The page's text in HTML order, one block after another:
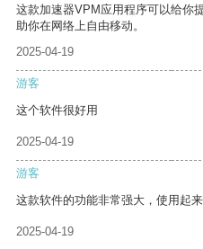
这款加速器VPM应用程序可以给你
助你在网络上自由移动。
2025-04-19
游客
这个软件很好用
2025-04-19
游客
这款软件的功能非常强大，使用起来
2025-04-19